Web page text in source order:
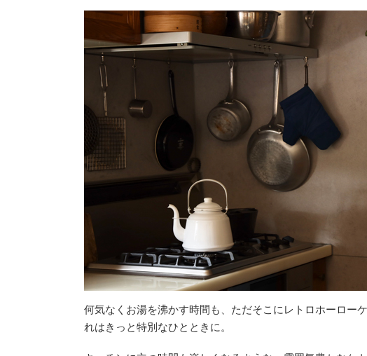
何気なくお湯を沸かす時間も、ただそこにレトロホーロー
れはきっと特別なひとときに。